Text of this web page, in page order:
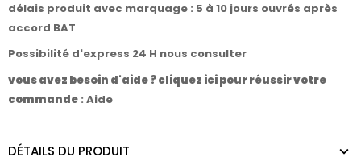
délais produit avec marquage : 5 à 10 jours ouvrés après
accord BAT
Possibilité d'express 24 H nous consulter
vous avez besoin d'aide ? cliquez ici pour réussir votre
commande : Aide
DÉTAILS DU PRODUIT